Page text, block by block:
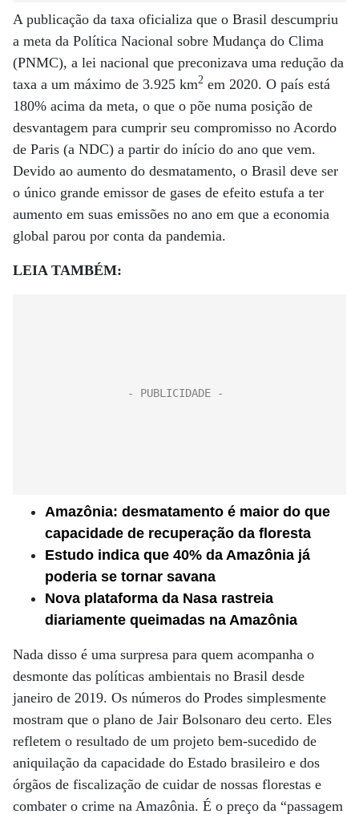
A publicação da taxa oficializa que o Brasil descumpriu
a meta da Política Nacional sobre Mudança do Clima
(PNMC), a lei nacional que preconizava uma redução da
taxa a um máximo de 3.925 km2 em 2020. O país está
180% acima da meta, o que o põe numa posição de
desvantagem para cumprir seu compromisso no Acordo
de Paris (a NDC) a partir do início do ano que vem.
Devido ao aumento do desmatamento, o Brasil deve ser
o único grande emissor de gases de efeito estufa a ter
aumento em suas emissões no ano em que a economia
global parou por conta da pandemia.
LEIA TAMBÉM:
Amazônia: desmatamento é maior do que
capacidade de recuperação da floresta
Estudo indica que 40% da Amazônia já
poderia se tornar savana
Nova plataforma da Nasa rastreia
diariamente queimadas na Amazônia
Nada disso é uma surpresa para quem acompanha o
desmonte das políticas ambientais no Brasil desde
janeiro de 2019. Os números do Prodes simplesmente
mostram que o plano de Jair Bolsonaro deu certo. Eles
refletem o resultado de um projeto bem-sucedido de
aniquilação da capacidade do Estado brasileiro e dos
órgãos de fiscalização de cuidar de nossas florestas e
combater o crime na Amazônia. É o preço da “passagem